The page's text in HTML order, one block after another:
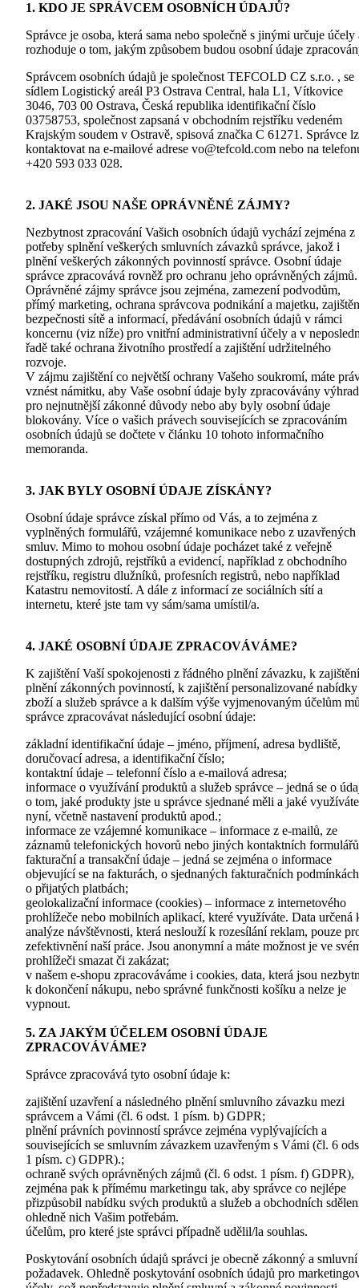
1. KDO JE SPRÁVCEM OSOBNÍCH ÚDAJŮ?
Správce je osoba, která sama nebo společně s jinými určuje účely
rozhoduje o tom, jakým způsobem budou osobní údaje
Správcem osobních údajů je společnost TEFCOLD CZ s.r.o. , se
sídlem Logistický areál P3 Ostrava Central, hala L1, Vítkovice
3046, 703 00 Ostrava, Česká republika identifikační číslo
03758753, společnost zapsaná v obchodním rejstříku vedeném
Krajským soudem v Ostravě, spisová značka C 61271. Správce
kontaktovat na e-mailové adrese vo@tefcold.com nebo na
+420 593 033 028.
2. JAKÉ JSOU NAŠE OPRÁVNĚNÉ ZÁJMY?
Nezbytnost zpracování Vašich osobních údajů vychází zejména z
potřeby splnění veškerých smluvních závazků správce, jakož i
plnění veškerých zákonných povinností správce. Osobní údaje
správce zpracovává rovněž pro ochranu jeho oprávněných zájmů.
Oprávněné zájmy správce jsou zejména, zamezení podvodům,
přímý marketing, ochrana správcova podnikání a majetku,
bezpečnosti sítě a informací, předávání osobních údajů v rámci
koncernu (viz níže) pro vnitřní administrativní účely a v
řadě také ochrana životního prostředí a zajištění udržitelného
rozvoje.
V zájmu zajištění co největší ochrany Vašeho soukromí, máte
vznést námitku, aby Vaše osobní údaje byly zpracovávány
pro nejnutnější zákonné důvody nebo aby byly osobní údaje
blokovány. Více o vašich právech souvisejících se zpracováním
osobních údajů se dočtete v článku 10 tohoto informačního
memoranda.
3. JAK BYLY OSOBNÍ ÚDAJE ZÍSKÁNY?
Osobní údaje správce získal přímo od Vás, a to zejména z
vyplněných formulářů, vzájemné komunikace nebo z uzavřených
smluv. Mimo to mohou osobní údaje pocházet také z veřejně
dostupných zdrojů, rejstříků a evidencí, například z obchodního
rejstříku, registru dlužníků, profesních registrů, nebo například
Katastru nemovitostí. A dále z informací ze sociálních sítí a
internetu, které jste tam vy sám/sama umístil/a.
4. JAKÉ OSOBNÍ ÚDAJE ZPRACOVÁVÁME?
K zajištění Vaší spokojenosti z řádného plnění závazku, k zajištění
plnění zákonných povinností, k zajištění personalizované nabídky
zboží a služeb správce a k dalším výše vyjmenovaným účelům
správce zpracovávat následující osobní údaje:
základní identifikační údaje – jméno, příjmení, adresa bydliště,
doručovací adresa, a identifikační číslo;
kontaktní údaje – telefonní číslo a e-mailová adresa;
informace o využívání produktů a služeb správce – jedná se o
o tom, jaké produkty jste u správce sjednané měli a jaké využíváte
nyní, včetně nastavení produktů apod.;
informace ze vzájemné komunikace – informace z e-mailů, ze
záznamů telefonických hovorů nebo jiných kontaktních
fakturační a transakční údaje – jedná se zejména o informace
objevující se na fakturách, o sjednaných fakturačních
o přijatých platbách;
geolokalizační informace (cookies) – informace z internetového
prohlížeče nebo mobilních aplikací, které využíváte. Data určená
analýze návštěvnosti, která neslouží k rozesílání reklam, pouze
zefektivnění naší práce. Jsou anonymní a máte možnost je ve
prohlížeči smazat či zakázat;
v našem e-shopu zpracováváme i cookies, data, která jsou
k dokončení nákupu, nebo správné funkčnosti košíku a nelze je
vypnout.
5. ZA JAKÝM ÚČELEM OSOBNÍ ÚDAJE
ZPRACOVÁVÁME?
Správce zpracovává tyto osobní údaje k:
zajištění uzavření a následného plnění smluvního závazku mezi
správcem a Vámi (čl. 6 odst. 1 písm. b) GDPR;
plnění právních povinností správce zejména vyplývajících a
souvisejících se smluvním závazkem uzavřeným s Vámi (čl. 6
1 písm. c) GDPR).;
ochraně svých oprávněných zájmů (čl. 6 odst. 1 písm. f) GDPR),
zejména pak k přímému marketingu tak, aby správce co nejlépe
přizpůsobil nabídku svých produktů a služeb a obchodních
ohledně nich Vašim potřebám.
účelům, pro které jste správci případně udělil/la souhlas.
Poskytování osobních údajů správci je obecně zákonný a smluvní
požadavek. Ohledně poskytování osobních údajů pro